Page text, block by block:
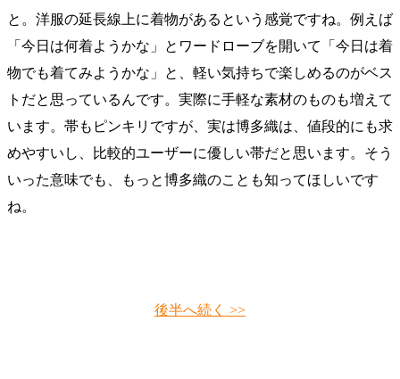
と。洋服の延長線上に着物があるという感覚ですね。例えば
「今日は何着ようかな」とワードローブを開いて「今日は着
物でも着てみようかな」と、軽い気持ちで楽しめるのがベス
トだと思っているんです。実際に手軽な素材のものも増えて
います。帯もピンキリですが、実は博多織は、値段的にも求
めやすいし、比較的ユーザーに優しい帯だと思います。そう
いった意味でも、もっと博多織のことも知ってほしいです
ね。
後半へ続く >>